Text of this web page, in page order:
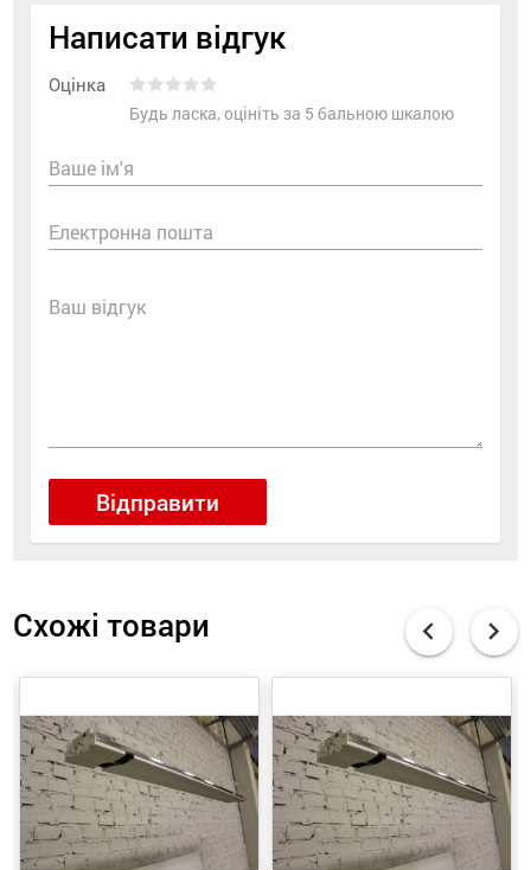
Написати відгук
Оцінка
Будь ласка, оцініть за 5 бальною шкалою
Ваше ім'я
Електронна пошта
Ваш відгук
Відправити
Схожі товари chevron_left chevron_right